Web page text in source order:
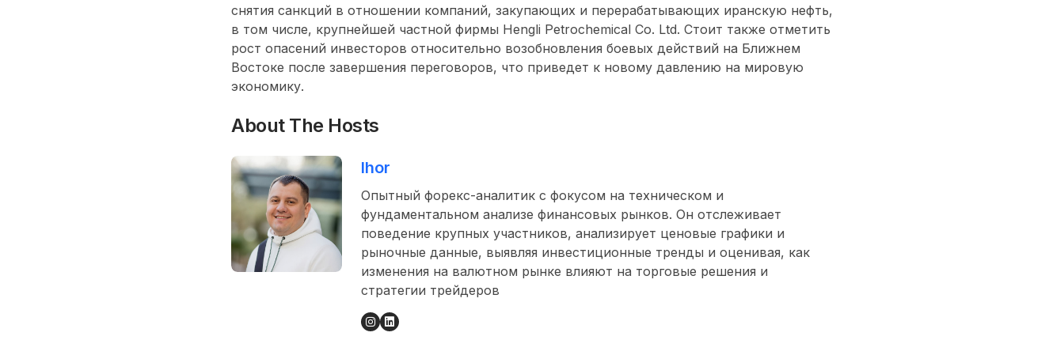
снятия санкций в отношении компаний, закупающих и перерабатывающих иранскую нефть,
в том числе, крупнейшей частной фирмы Hengli Petrochemical Co. Ltd. Стоит также отметить
рост опасений инвесторов относительно возобновления боевых действий на Ближнем
Востоке после завершения переговоров, что приведет к новому давлению на мировую
экономику.
About The Hosts
Ihor
Опытный форекс-аналитик с фокусом на техническом и
фундаментальном анализе финансовых рынков. Он отслеживает
поведение крупных участников, анализирует ценовые графики и
рыночные данные, выявляя инвестиционные тренды и оценивая, как
изменения на валютном рынке влияют на торговые решения и
стратегии трейдеров